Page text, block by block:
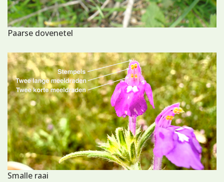
Paarse dovenetel
Smalle raai